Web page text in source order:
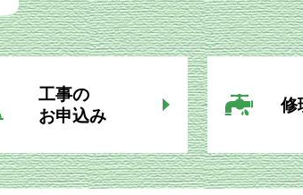
工事の
お申込み
修